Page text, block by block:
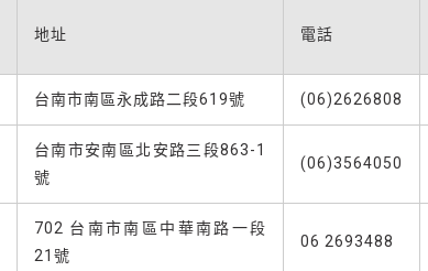
地址 電話
台南市南區永成路二段619號 (06)2626808
台南市安南區北安路三段863-1
號
(06)3564050
702 台南市南區中華南路一段
21號
06 2693488